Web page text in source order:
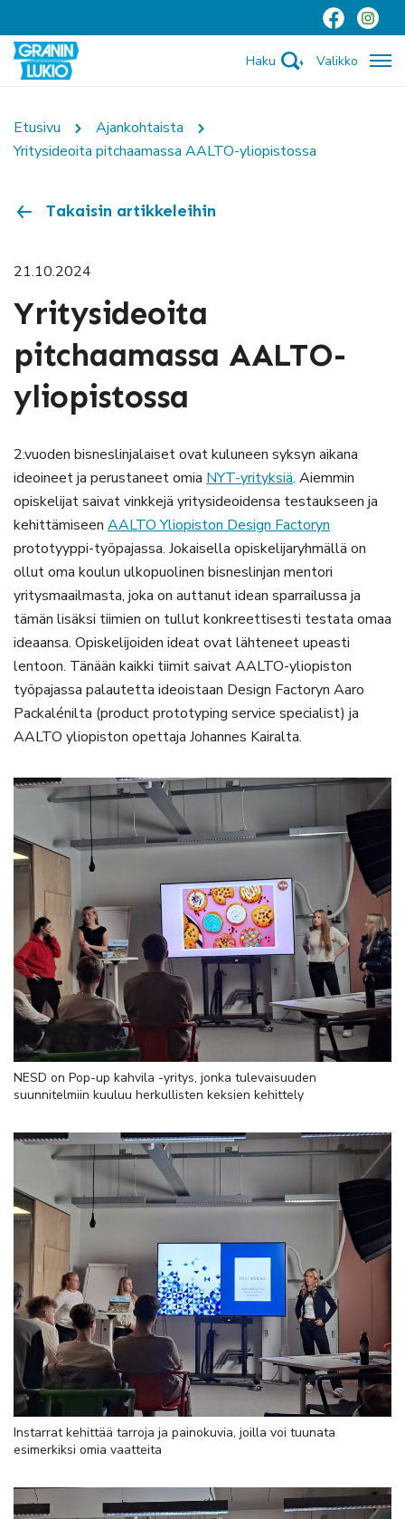
Haku Valikko
Etusivu
Ajankohtaista
Yritysideoita pitchaamassa AALTO-yliopistossa
Takaisin artikkeleihin
21.10.2024
Yritysideoita
pitchaamassa AALTO-
yliopistossa
2.vuoden bisneslinjalaiset ovat kuluneen syksyn aikana
ideoineet ja perustaneet omia NYT-yrityksiä. Aiemmin
opiskelijat saivat vinkkejä yritysideoidensa testaukseen ja
kehittämiseen AALTO Yliopiston Design Factoryn
prototyyppi-työpajassa. Jokaisella opiskelijaryhmällä on
ollut oma koulun ulkopuolinen bisneslinjan mentori
yritysmaailmasta, joka on auttanut idean sparrailussa ja
tämän lisäksi tiimien on tullut konkreettisesti testata omaa
ideaansa. Opiskelijoiden ideat ovat lähteneet upeasti
lentoon. Tänään kaikki tiimit saivat AALTO-yliopiston
työpajassa palautetta ideoistaan Design Factoryn Aaro
Packalénilta (product prototyping service specialist) ja
AALTO yliopiston opettaja Johannes Kairalta.
NESD on Pop-up kahvila -yritys, jonka tulevaisuuden
suunnitelmiin kuuluu herkullisten keksien kehittely
Instarrat kehittää tarroja ja painokuvia, joilla voi tuunata
esimerkiksi omia vaatteita